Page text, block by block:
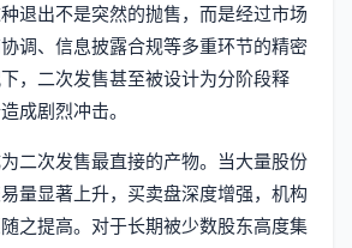
退出不是突然的抛售，而是经过市场
调、信息披露合规等多重环节的精密
，二次发售甚至被设计为分阶段释
成剧烈冲击。
二次发售最直接的产物。当大量股份
量显著上升，买卖盘深度增强，机构
之提高。对于长期被少数股东高度集